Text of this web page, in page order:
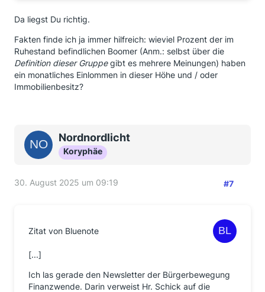
Da liegst Du richtig.
Fakten finde ich ja immer hilfreich: wieviel Prozent der im
Ruhestand befindlichen Boomer (Anm.: selbst über die
Definition dieser Gruppegibt es mehrere Meinungen) haben
ein monatliches Einlommen in dieser Höhe und / oder
Immobilienbesitz?
Nordnordlicht
Koryphäe
30. August 2025 um 09:19 #7
Zitat von Bluenote
[...]
Ich las gerade den Newsletter der Bürgerbewegung
Finanzwende. Darin verweist Hr. Schick auf die